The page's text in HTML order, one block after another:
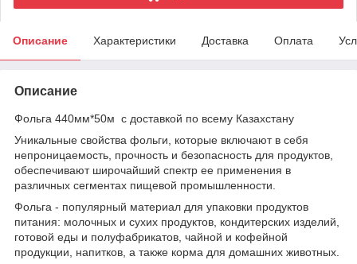
Описание Характеристики Доставка Оплата
Описание
Фольга 440мм*50м с доставкой по всему Казахстану
Уникальные свойства фольги, которые включают в себя
непроницаемость, прочность и безопасность для продуктов,
обеспечивают широчайший спектр ее применения в
различных сегментах пищевой промышленности.
Фольга - популярный материал для упаковки продуктов
питания: молочных и сухих продуктов, кондитерских изделий,
готовой еды и полуфабрикатов, чайной и кофейной
продукции, напитков, а также корма для домашних животных.